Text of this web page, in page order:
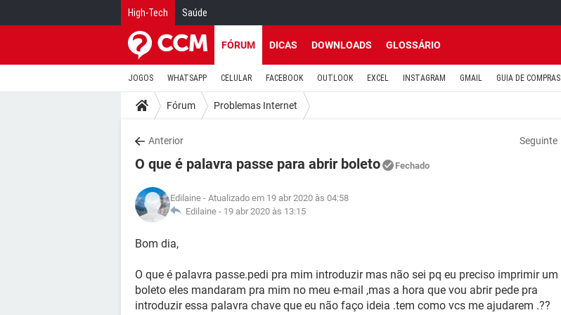
High-Tech Saúde
FÓRUM DICAS DOWNLOADS GLOSSÁRIO
JOGOS WHATSAPP CELULAR FACEBOOK OUTLOOK EXCEL INSTAGRAM GMAIL GUIA DE COMPRAS
Fórum Problemas Internet
Anterior Seguinte
O que é palavra passe para abrir boleto Fechado
Edilaine - Atualizado em 19 abr 2020 às 04:58
Edilaine - 19 abr 2020 às 13:15
Bom dia,
O que é palavra passe.pedi pra mim introduzir mas não sei pq eu preciso imprimir um
boleto eles mandaram pra mim no meu e-mail ,mas a hora que vou abrir pede pra
introduzir essa palavra chave que eu não faço ideia .tem como vcs me ajudarem .??